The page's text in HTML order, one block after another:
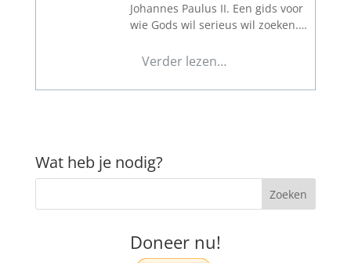
Johannes Paulus II. Een gids voor
wie Gods wil serieus wil zoeken.…
Verder lezen…
Wat heb je nodig?
Doneer nu!